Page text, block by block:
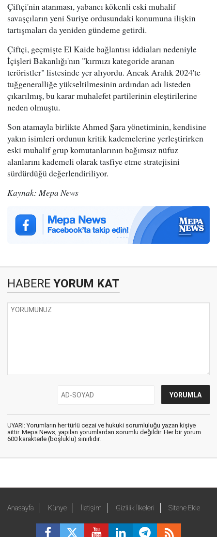
Çiftçi'nin atanması, yabancı kökenli eski muhalif
savaşçıların yeni Suriye ordusundaki konumuna ilişkin
tartışmaları da yeniden gündeme getirdi.
Çiftçi, geçmişte El Kaide bağlantısı iddiaları nedeniyle
İçişleri Bakanlığı'nın "kırmızı kategoride aranan
teröristler" listesinde yer alıyordu. Ancak Aralık 2024'te
tuğgeneralliğe yükseltilmesinin ardından adı listeden
çıkarılmış, bu karar muhalefet partilerinin eleştirilerine
neden olmuştu.
Son atamayla birlikte Ahmed Şara yönetiminin, kendisine
yakın isimleri ordunun kritik kademelerine yerleştirirken
eski muhalif grup komutanlarının bağımsız nüfuz
alanlarını kademeli olarak tasfiye etme stratejisini
sürdürdüğü değerlendiriliyor.
Kaynak: Mepa News
HABERE YORUM KAT
UYARI: Yorumların her türlü cezai ve hukuki sorumluluğu yazan kişiye
aittir. Mepa News, yapılan yorumlardan sorumlu değildir. Her bir yorum
600 karakterle (boşluklu) sınırlıdır.
Anasayfa Künye İletişim Gizlilik İlkeleri Sitene Ekle